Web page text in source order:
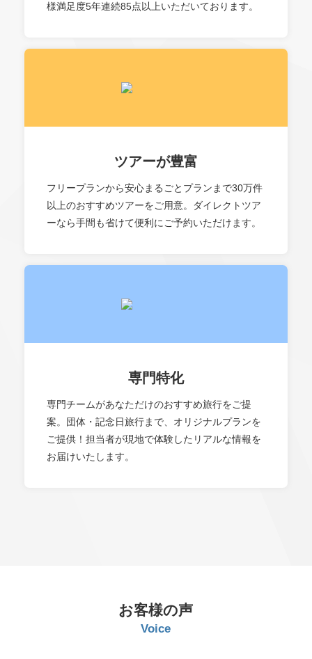
様満足度5年連続85点以上いただいております。
ツアーが豊富
フリープランから安心まるごとプランまで30万件
以上のおすすめツアーをご用意。ダイレクトツア
ーなら手間も省けて便利にご予約いただけます。
専門特化
専門チームがあなただけのおすすめ旅行をご提
案。団体・記念日旅行まで、オリジナルプランを
ご提供！担当者が現地で体験したリアルな情報を
お届けいたします。
お客様の声
Voice